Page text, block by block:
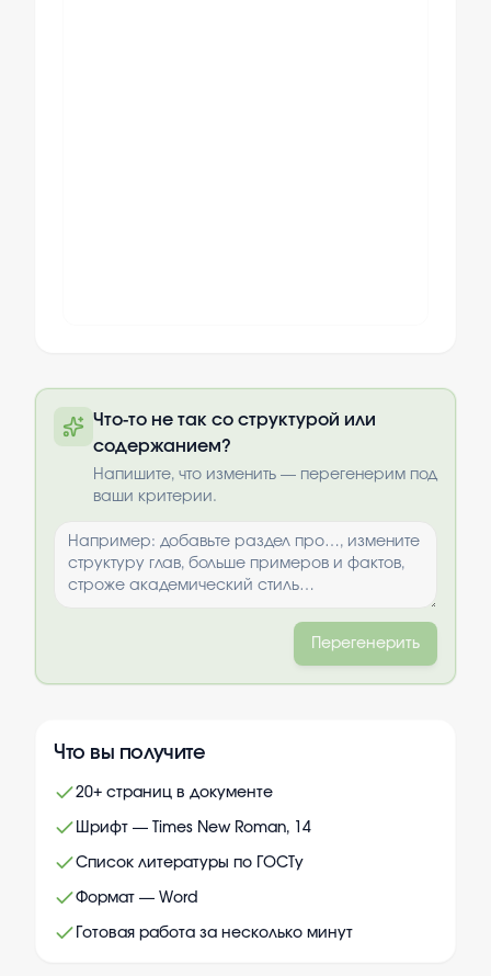
оплаты
Что-то не так со структурой или
содержанием?
Напишите, что изменить — перегенерим под
ваши критерии.
Перегенерить
Что вы получите
20+ страниц в документе
Шрифт — Times New Roman, 14
Список литературы по ГОСТу
Формат — Word
Готовая работа за несколько минут